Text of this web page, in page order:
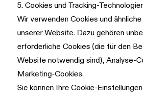
5. Cookies und Tracking-
Wir verwenden Cookies und
unserer Website. Dazu gehören
erforderliche Cookies (die für den
Website notwendig sind), Analyse-
Marketing-Cookies.
Sie können Ihre Cookie-